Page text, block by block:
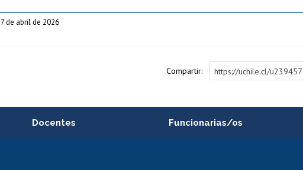
de abril de 2026
Compartir: https://uchile.cl/u239457
Docentes Funcionarias/os